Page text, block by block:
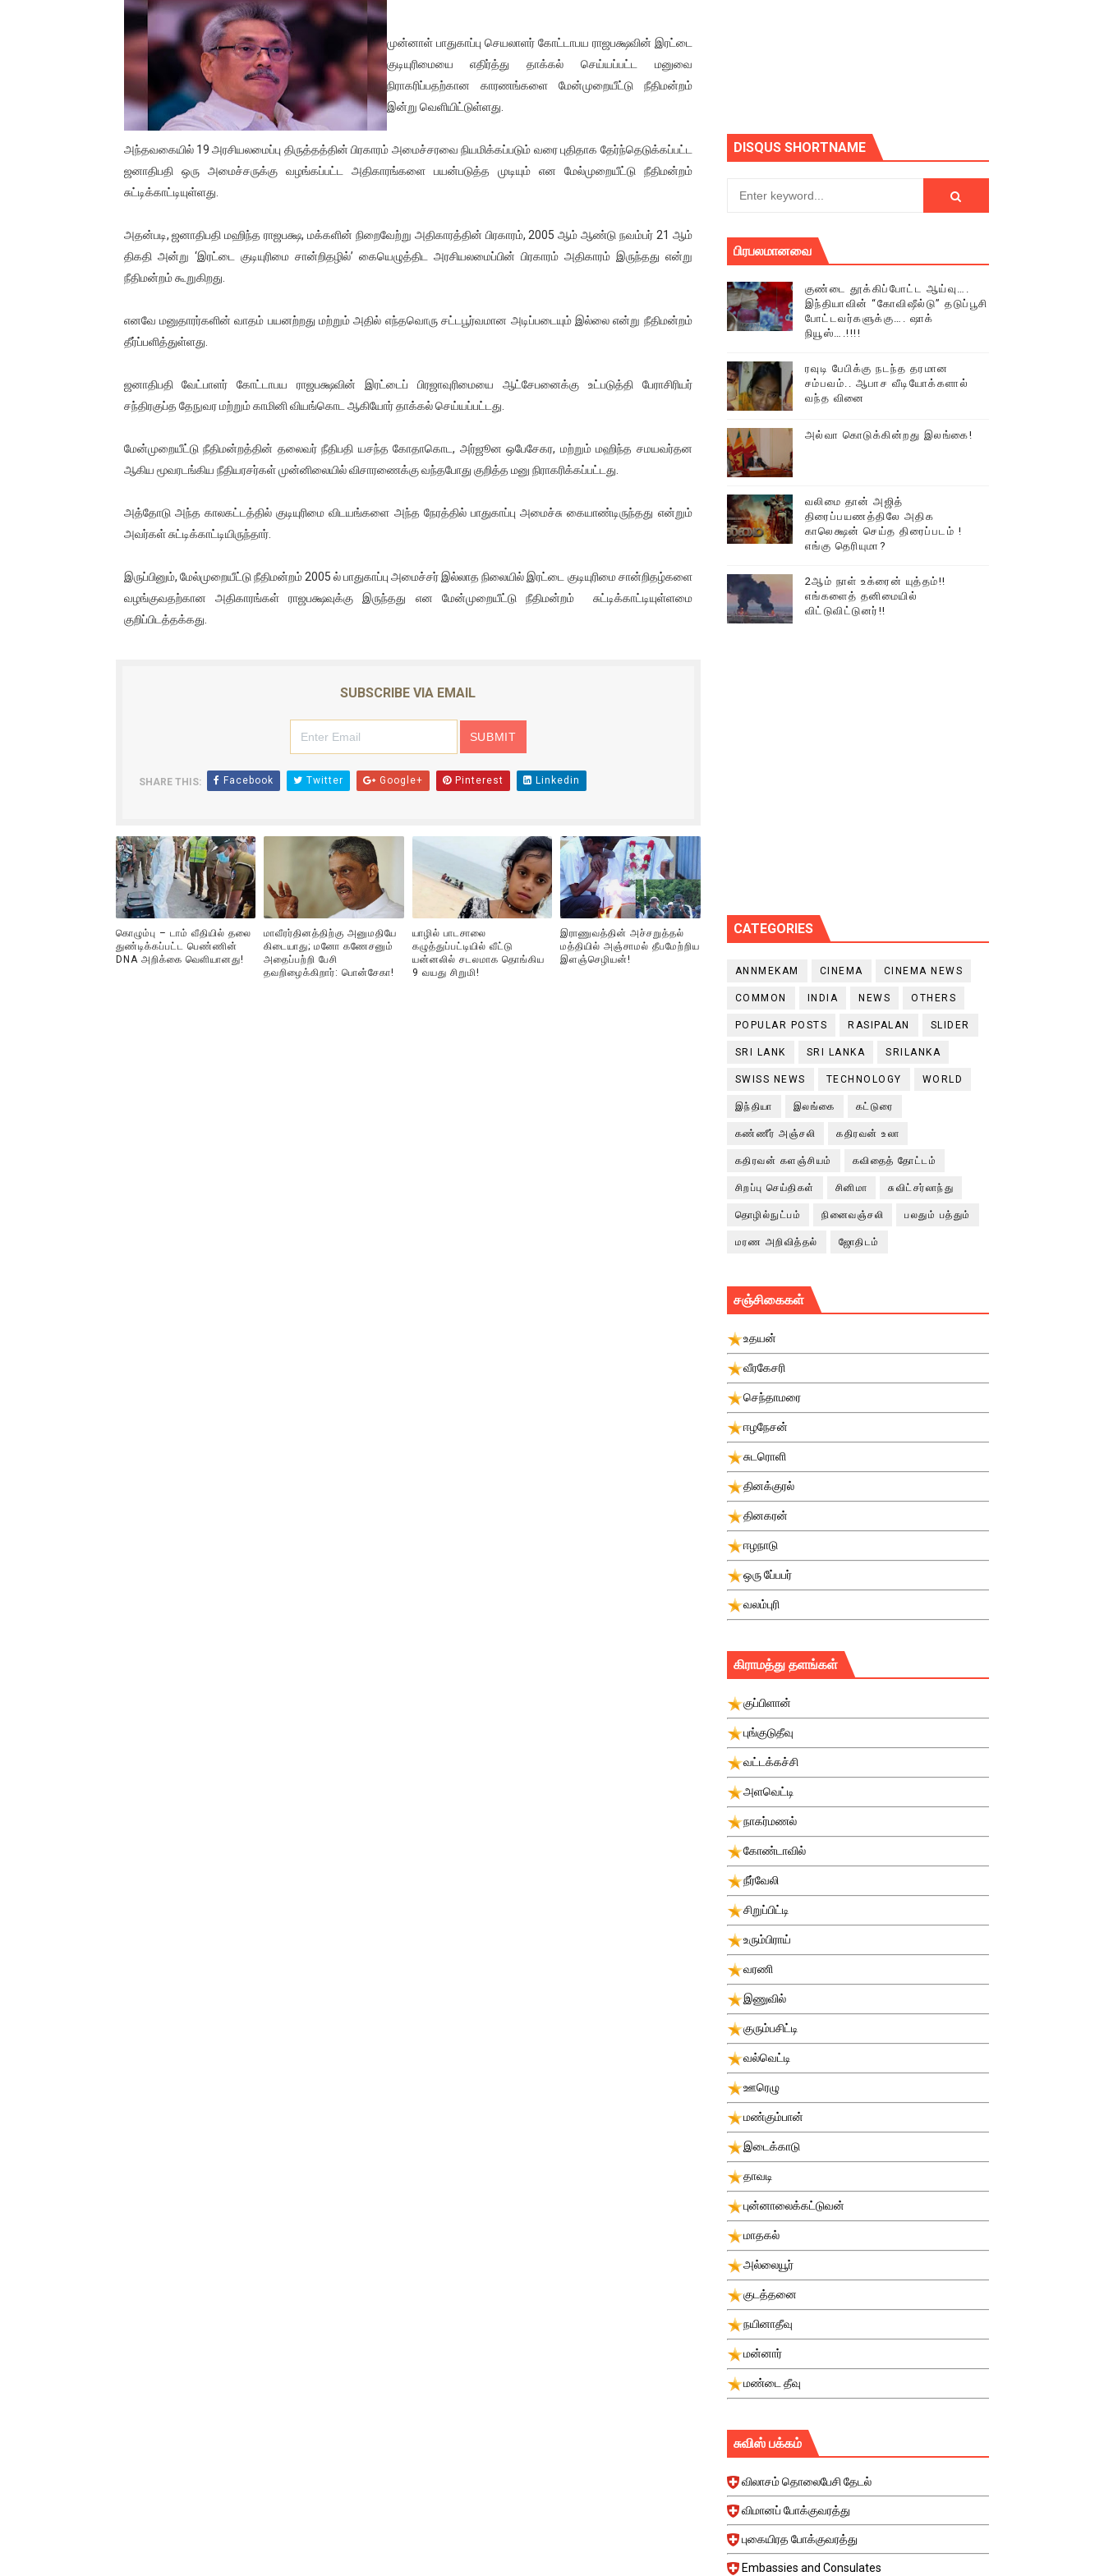
01/11/2021 Scotland ல் நடைபெறும் கண்டனப் போராட்டத்திற்கு கலந்துகொள்ளுமாறு அன்புரிமையோடு அழைக்கின்றோம்.
பாலச்சந்திரன் மற்றும் தன்னிடம் படித்த மாணவர்கள் தொடர்பில் நாடாளுமன்றத்தில் பகிரங்க கேள்வி
பிரிட்டனால் கடத்தப்படும் நிலையில் இலங்கைத் தமிழ் குடும்பம்!! நடந்தது என்ன
வர்ராரு...வர்ராரு... அண்ணாத்த : ரஜினிக்காக இலங்கை பாடலாசிரியர் வெளியிட்ட...
கைது செய்யப்பட்ட இளைஞன் உயிரிழப்பு - கொதித்தெழுந்த பிரதேசவாசிகள்!
தடுப்பூசியை பெற்றுக் கொள்ளக் கூடிய இடங்கள்...
சிறுமியை பாலியல் வன்கொடுமை செய்த முதியவருக்கு வழங்கப்பட்ட தண்டனை
பிரபல நடிகை தூக்கிட்டு தற்கொலை!
வடிவேலுவுக்கு நீதிமன்றம் விதித்துள்ள அதிரடி உத்தரவு!
தியாகதீபம் லெப்.கேணல் திலீபன், கேணல் சங்கர் ஆகியோரின் நினைவெழுச்சி நாள் - 26.09.2021 சுவிஸ் (செய்தியும்,படங்களும்..)
ஐ.நா முன்றலில் சீரற்ற காலநிலையிலும் தமிழின அழிப்பிற்கு நீதி கேட்டு நடைபெற்ற கவனயீர்ப்புப் போராட்டத்தில் திரண்ட தமிழ்மக்கள்!!
ஜனாதிபதி ஐக்கிய நாடுகளின் பொதுச் சபை கூட்டத்தில் இன்று உரை
வலிமை தான் அஜித் திரைப்பயணத்திலே அதிக காலெக்ஷன் செய்த திரைப்படம் ! எங்கு தெரியுமா?
முன்னாள் பாதுகாப்பு செயலாளர் கோட்டாபய ராஜபக்ஷவின் இரட்டை
குடியுரிமையை எதிர்த்து தாக்கல் செய்யப்பட்ட மனுவை
நிராகரிப்பதற்கான காரணங்களை மேன்முறையீட்டு நீதிமன்றம்
இன்று வெளியிட்டுள்ளது.
அந்தவகையில் 19 அரசியலமைப்பு திருத்தத்தின் பிரகாரம் அமைச்சரவை நியமிக்கப்படும் வரை புதிதாக தேர்ந்தெடுக்கப்பட்ட
ஜனாதிபதி ஒரு அமைச்சருக்கு வழங்கப்பட்ட அதிகாரங்களை பயன்படுத்த முடியும் என மேல்முறையீட்டு நீதிமன்றம்
சுட்டிக்காட்டியுள்ளது.
அதன்படி, ஜனாதிபதி மஹிந்த ராஜபக்ஷ, மக்களின் நிறைவேற்று அதிகாரத்தின் பிரகாரம், 2005 ஆம் ஆண்டு நவம்பர் 21 ஆம்
திகதி அன்று ‘இரட்டை குடியுரிமை சான்றிதழில்’ கையெழுத்திட அரசியலமைப்பின் பிரகாரம் அதிகாரம் இருந்தது என்று
நீதிமன்றம் கூறுகிறது.
எனவே மனுதாரர்களின் வாதம் பயனற்றது மற்றும் அதில் எந்தவொரு சட்டபூர்வமான அடிப்படையும் இல்லை என்று நீதிமன்றம்
தீர்ப்பளித்துள்ளது.
ஜனாதிபதி வேட்பாளர் கோட்டாபய ராஜபக்ஷவின் இரட்டைப் பிரஜாவுரிமையை ஆட்சேபனைக்கு உட்படுத்தி பேராசிரியர்
சந்திரகுப்த தேநுவர மற்றும் காமினி வியங்கொட ஆகியோர் தாக்கல் செய்யப்பட்டது.
மேன்முறையீட்டு நீதிமன்றத்தின் தலைவர் நீதிபதி யசந்த கோதாகொட, அர்ஜூன ஒபேசேகர, மற்றும் மஹிந்த சமயவர்தன
ஆகிய மூவரடங்கிய நீதியரசர்கள் முன்னிலையில் விசாரணைக்கு வந்தபோது குறித்த மனு நிராகரிக்கப்பட்டது.
அத்தோடு அந்த காலகட்டத்தில் குடியுரிமை விடயங்களை அந்த நேரத்தில் பாதுகாப்பு அமைச்சு கையாண்டிருந்தது என்றும்
அவர்கள் சுட்டிக்காட்டியிருந்தார்.
இருப்பினும், மேல்முறையீட்டு நீதிமன்றம் 2005 ல் பாதுகாப்பு அமைச்சர் இல்லாத நிலையில் இரட்டை குடியுரிமை சான்றிதழ்களை
வழங்குவதற்கான அதிகாரங்கள் ராஜபக்ஷவுக்கு இருந்தது என மேன்முறையீட்டு நீதிமன்றம் சுட்டிக்காட்டியுள்ளமை
குறிப்பிடத்தக்கது.
SUBSCRIBE VIA EMAIL
SHARE THIS: Facebook Twitter Google+ Pinterest Linkedin
கொழும்பு – டாம் வீதியில் தலை
துண்டிக்கப்பட்ட பெண்ணின்
DNA அறிக்கை வௌியானது!
மாவீரர்தினத்திற்கு அனுமதியே
கிடையாது; மனோ கணேசனும்
அதைப்பற்றி பேசி
தவறிழைக்கிறார்: பொன்சேகா!
யாழில் பாடசாலை
கழுத்துப்பட்டியில் வீட்டு
யன்னலில் சடலமாக தொங்கிய
9 வயது சிறுமி!
இராணுவத்தின் அச்சறுத்தல்
மத்தியில் அஞ்சாமல் தீபமேற்றிய
இளஞ்செழியன்!
DISQUS SHORTNAME
பிரபலமானவை
குண்டை தூக்கிப்போட்ட ஆய்வு….
இந்தியாவின் “கோவிஷீல்டு” தடுப்பூசி
போட்டவர்களுக்கு…. ஷாக்
நியூஸ்….!!!!
ரவுடி பேபிக்கு நடந்த தரமான
சம்பவம்.. ஆபாச வீடியோக்களால்
வந்த வினை
அல்வா கொடுக்கின்றது இலங்கை!
வலிமை தான் அஜித்
திரைப்பயணத்திலே அதிக
காலெக்ஷன் செய்த திரைப்படம் !
எங்கு தெரியுமா?
2ஆம் நாள் உக்ரைன் யுத்தம்!!
எங்களைத் தனிமையில்
விட்டுவிட்டுனர்!!
CATEGORIES
ANNMEKAM CINEMA CINEMA NEWS
COMMON INDIA NEWS OTHERS
POPULAR POSTS RASIPALAN SLIDER
SRI LANK SRI LANKA SRILANKA
SWISS NEWS TECHNOLOGY WORLD
இந்தியா இலங்கை கட்டுரை
கண்ணீர் அஞ்சலி கதிரவன் உலா
கதிரவன் களஞ்சியம் கவிதைத் தோட்டம்
சிறப்பு செய்திகள் சினிமா சுவிட்சர்லாந்து
தொழில்நுட்பம் நினைவஞ்சலி பலதும் பத்தும்
மரண அறிவித்தல் ஜோதிடம்
சஞ்சிகைகள்
உதயன்
வீரகேசரி
செந்தாமரை
ஈழநேசன்
சுடரொளி
தினக்குரல்
தினகரன்
ஈழநாடு
ஒரு பே்பபர்
வலம்புரி
கிராமத்து தளங்கள்
குப்பிளான்
புங்குடுதீவு
வட்டக்கச்சி
அளவெட்டி
நாகர்மணல்
கோண்டாவில்
நீர்வேலி
சிறுப்பிட்டி
உரும்பிராய்
வரணி
இணுவில்
குரும்பசிட்டி
வல்வெட்டி
ஊரெழு
மண்கும்பான்
இடைக்காடு
தாவடி
புன்னாலைக்கட்டுவன்
மாதகல்
அல்லையூர்
குடத்தனை
நயினாதீவு
மன்னார்
மண்டை தீவு
சுவிஸ் பக்கம்
விலாசம் தொலைபேசி தேடல்
விமானப் போக்குவரத்து
புகையிரத போக்குவரத்து
Embassies and Consulates